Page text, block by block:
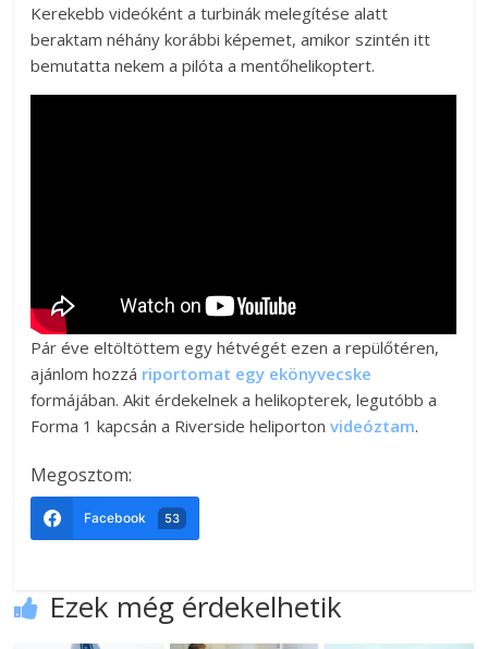
Kerekebb videóként a turbinák melegítése alatt
beraktam néhány korábbi képemet, amikor szintén itt
bemutatta nekem a pilóta a mentőhelikoptert.
Pár éve eltöltöttem egy hétvégét ezen a repülőtéren,
ajánlom hozzá riportomat egy ekönyvecske
formájában. Akit érdekelnek a helikopterek, legutóbb a
Forma 1 kapcsán a Riverside heliportonvideóztam.
Megosztom:
Facebook 53
Ezek még érdekelhetik